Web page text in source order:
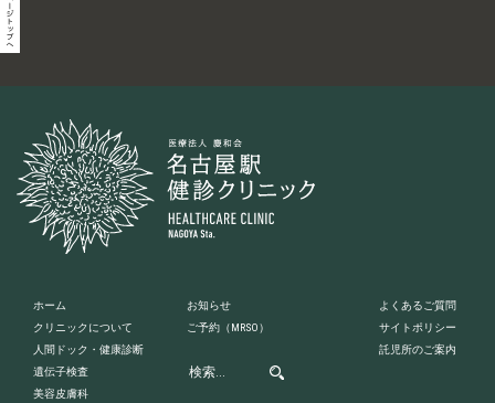
ホーム
クリニックについて
人間ドック・健康診断
遺伝子検査
美容皮膚科
お知らせ
ご予約 （MRSO）
よくあるご質問
サイトポリシー
託児所のご案内